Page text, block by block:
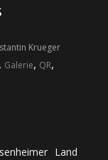
Krueger
, Galerie, QR,
Land